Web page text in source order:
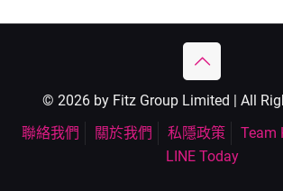
© 2026 by Fitz Group Limited | All
聯絡我們
關於我們 私隱政策 Team
LINE Today